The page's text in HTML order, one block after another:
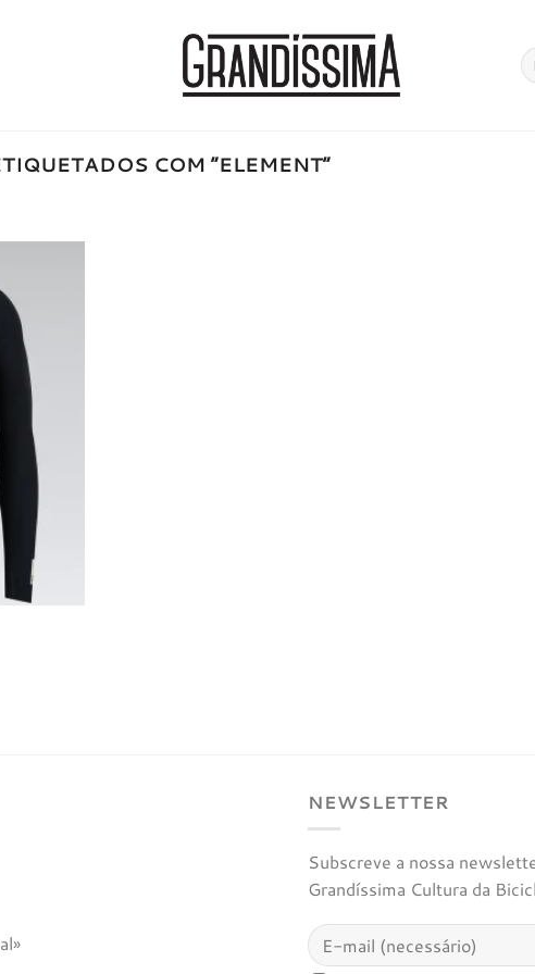
COM “ELEMENT”
Adicionar
à lista de
desejos
NEWSLETTER
Subscreve a nossa
Grandíssima Cultura da